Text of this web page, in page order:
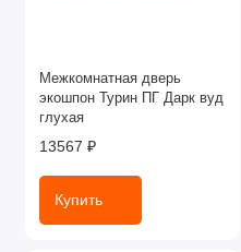
Межкомнатная дверь
экошпон Турин ПГ Дарк вуд
глухая
13567 ₽
Купить